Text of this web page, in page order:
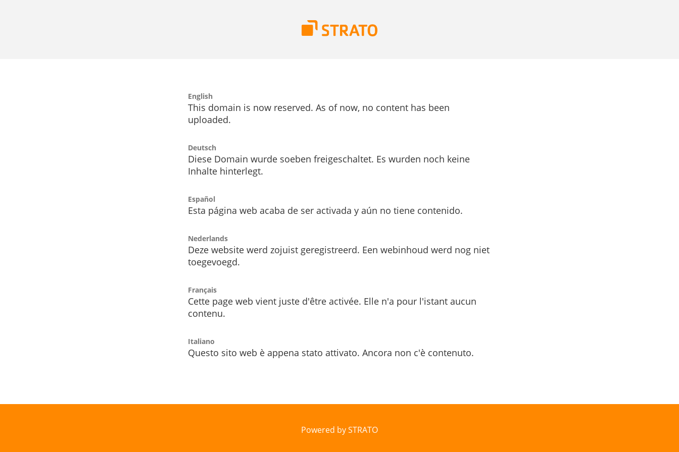
English
This domain is now reserved. As of now, no content has been
uploaded.
Deutsch
Diese Domain wurde soeben freigeschaltet. Es wurden noch keine
Inhalte hinterlegt.
Español
Esta página web acaba de ser activada y aún no tiene contenido.
Nederlands
Deze website werd zojuist geregistreerd. Een webinhoud werd nog niet
toegevoegd.
Français
Cette page web vient juste d'être activée. Elle n'a pour l'istant aucun
contenu.
Italiano
Questo sito web è appena stato attivato. Ancora non c'è contenuto.
Powered by STRATO